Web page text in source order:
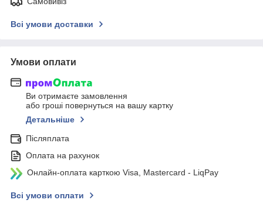
Всі умови доставки
Умови оплати
Ви отримаєте замовлення
або гроші повернуться на вашу картку
Детальніше
Післяплата
Оплата на рахунок
Онлайн-оплата карткою Visa, Mastercard - LiqPay
Всі умови оплати